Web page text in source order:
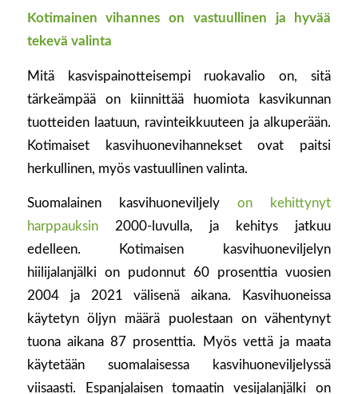
Kotimainen vihannes on vastuullinen ja hyvää
tekevä valinta
Mitä kasvispainotteisempi ruokavalio on, sitä
tärkeämpää on kiinnittää huomiota kasvikunnan
tuotteiden laatuun, ravinteikkuuteen ja alkuperään.
Kotimaiset kasvihuonevihannekset ovat paitsi
herkullinen, myös vastuullinen valinta.
Suomalainen kasvihuoneviljelyon kehittynyt
harppauksin2000-luvulla, ja kehitys jatkuu
edelleen. Kotimaisen kasvihuoneviljelyn
hiilijalanjälki on pudonnut 60 prosenttia vuosien
2004 ja 2021 välisenä aikana. Kasvihuoneissa
käytetyn öljyn määrä puolestaan on vähentynyt
tuona aikana 87 prosenttia. Myös vettä ja maata
käytetään suomalaisessa kasvihuoneviljelyssä
viisaasti. Espanjalaisen tomaatin vesijalanjälki on